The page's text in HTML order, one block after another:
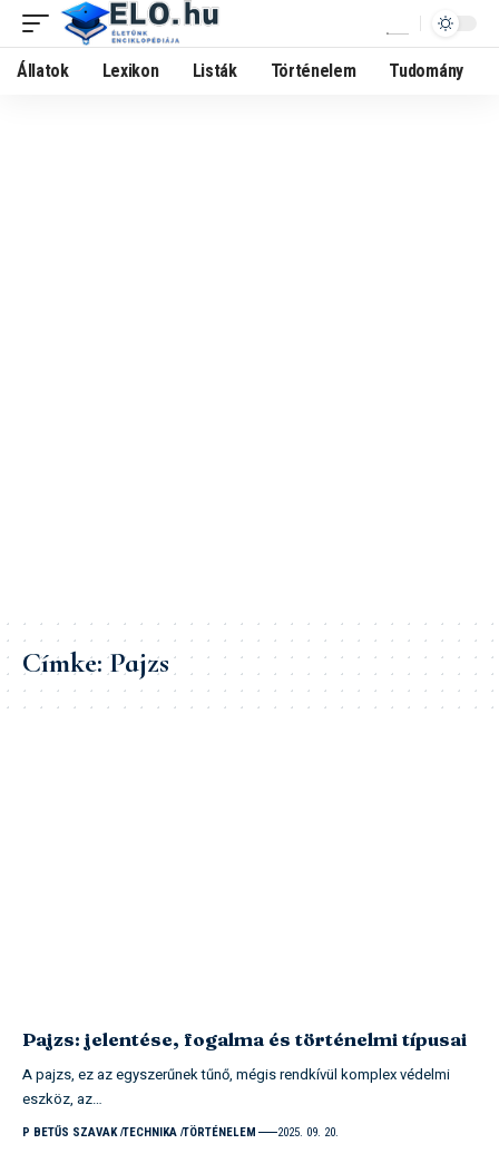
Állatok Lexikon Listák Történelem Tudomány
Címke:Pajzs
Pajzs: jelentése, fogalma és történelmi típusai
A pajzs, ez az egyszerűnek tűnő, mégis rendkívül komplex védelmi
eszköz, az…
P BETŰS SZAVAK TECHNIKA TÖRTÉNELEM 2025. 09. 20.